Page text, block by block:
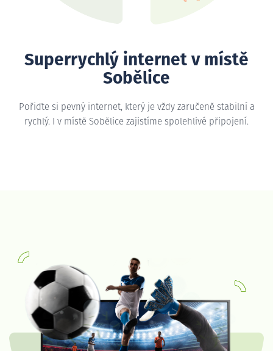
Superrychlý internet v místě
Sobělice
Pořiďte si pevný internet, který je vždy zaručeně stabilní a
rychlý. I v místě Sobělice zajistíme spolehlivé připojení.